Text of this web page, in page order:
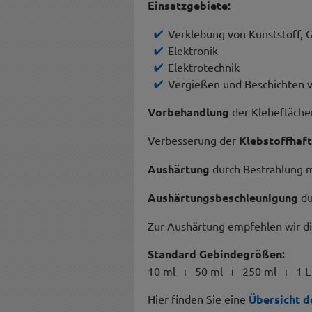
Einsatzgebiete:
Verklebung von Kunststoff,
Elektronik
Elektrotechnik
Vergießen und Beschichten
Vorbehandlung der
Verbesserung der
Aushärtung durch Bestrahlung
Aushärtungsbeschleunigung
Zur Aushärtung empfehlen wir
Standard Gebindegrößen:
10 ml ι 50 ml ι 250 ml ι 1 L
Hier finden Sie eine Übersicht